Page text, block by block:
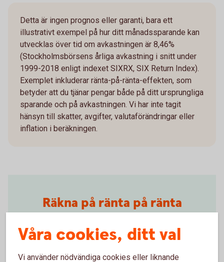
Detta är ingen prognos eller garanti, bara ett
illustrativt exempel på hur ditt månadssparande kan
utvecklas över tid om avkastningen är 8,46%
(Stockholmsbörsens årliga avkastning i snitt under
1999-2018 enligt indexet SIXRX, SIX Return Index).
Exemplet inkluderar ränta-på-ränta-effekten, som
betyder att du tjänar pengar både på ditt ursprungliga
sparande och på avkastningen. Vi har inte tagit
hänsyn till skatter, avgifter, valutaförändringar eller
inflation i beräkningen.
Räkna på ränta på ränta
Räkna på ränta på ränta-effekten när du
månadssparar. Testa vår kalkylator och se hur
dina pengar kan växa.
Våra cookies, ditt val
Vi använder nödvändiga cookies eller liknande